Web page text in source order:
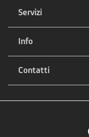
Servizi
Info
Contatti